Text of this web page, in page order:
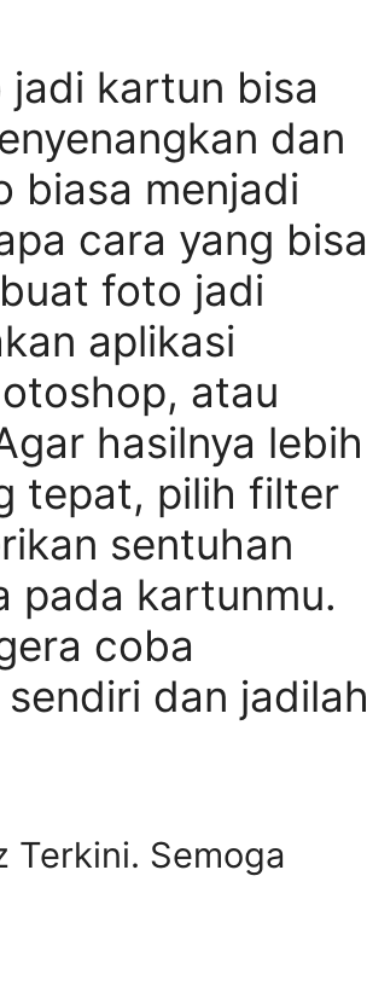
kartun bisa
dan
biasa menjadi
cara yang bisa
foto jadi
aplikasi
atau
hasilnya lebih
tepat, pilih filter
sentuhan
pada kartunmu.
coba
dan jadilah
Terkini. Semoga